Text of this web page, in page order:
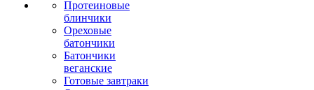
Протеиновые
блинчики
Ореховые
батончики
Батончики
веганские
Готовые завтраки